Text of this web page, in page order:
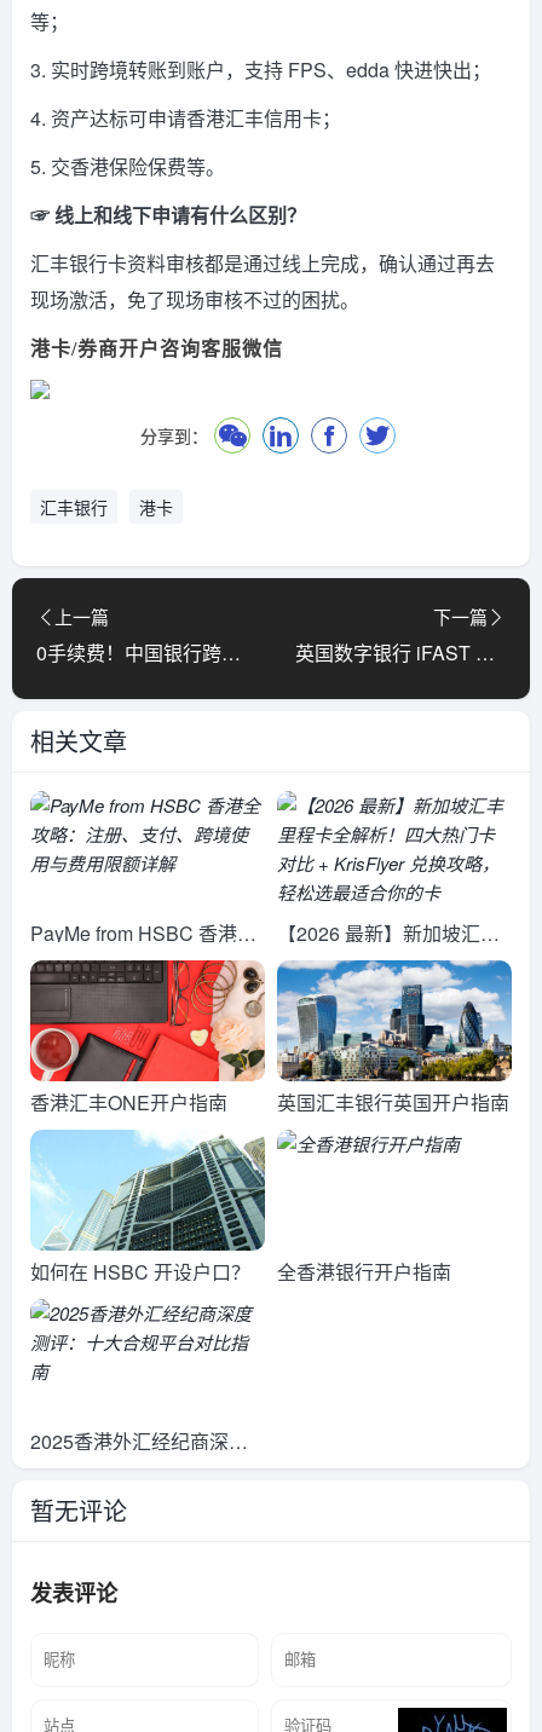
等；
3. 实时跨境转账到账户，支持 FPS、edda 快进快出；
4. 资产达标可申请香港汇丰信用卡；
5. 交香港保险保费等。
☞ 线上和线下申请有什么区别？
汇丰银行卡资料审核都是通过线上完成，确认通过再去
现场激活，免了现场审核不过的困扰。
港卡/券商开户咨询客服微信
分享到：
汇丰银行 港卡
上一篇
0手续费！中国银行跨境汇款中银香港操作攻略
下一篇
英国数字银行 iFAST 开户教学
相关文章
PayMe from HSBC 香港全
攻略：注册、支付、跨境使
用与费用限额详解
【2026 最新】新加坡汇丰
里程卡全解析！四大热门卡
对比 + KrisFlyer 兑换攻
略，轻松选最适合你的卡
香港汇丰ONE开户指南 英国汇丰银行英国开户指南
如何在 HSBC 开设户口？ 全香港银行开户指南
2025香港外汇经纪商深度
测评：十大合规平台对比指
南
暂无评论
发表评论